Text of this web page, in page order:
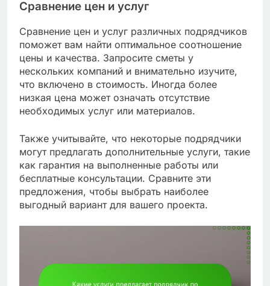
Сравнение цен и услуг
Сравнение цен и услуг различных подрядчиков
поможет вам найти оптимальное соотношение
цены и качества. Запросите сметы у
нескольких компаний и внимательно изучите,
что включено в стоимость. Иногда более
низкая цена может означать отсутствие
необходимых услуг или материалов.
Также учитывайте, что некоторые подрядчики
могут предлагать дополнительные услуги, такие
как гарантия на выполненные работы или
бесплатные консультации. Сравните эти
предложения, чтобы выбрать наиболее
выгодный вариант для вашего проекта.